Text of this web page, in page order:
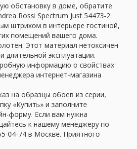
обстановку в доме, обратите
Rossi Spectrum Just 54473-2.
штрихом в интерьере гостиной,
помещений вашего дома.
Этот материал нетоксичен
длительной эксплуатации.
информацию о свойствах
интернет-магазина
на образцы обоев из серии,
«Купить» и заполните
форму. Если вам нужна
к нашему менеджеру по
04-74 в Москве. Приятного